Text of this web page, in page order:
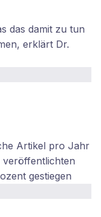
das damit zu tun
erklärt Dr.
Artikel pro Jahr
veröffentlichten
gestiegen